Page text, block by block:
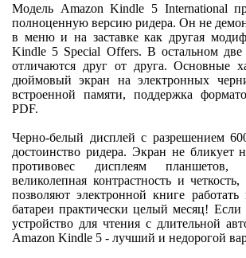
Модель Amazon Kindle 5 International
полноценную версию ридера. Он не
в меню и на заставке как другая
Kindle 5 Special Offers. В остальном
отличаются друг от друга. Основные
дюймовый экран на электронных
встроенной памяти, поддержка
PDF.
Черно-белый дисплей с разрешением
достоинство ридера. Экран не бликует
противовес дисплеям планшетов,
великолепная контрастность и
позволяют электронной книге
батареи практически целый месяц!
устройство для чтения с длительной
Amazon Kindle 5 - лучший и недорогой